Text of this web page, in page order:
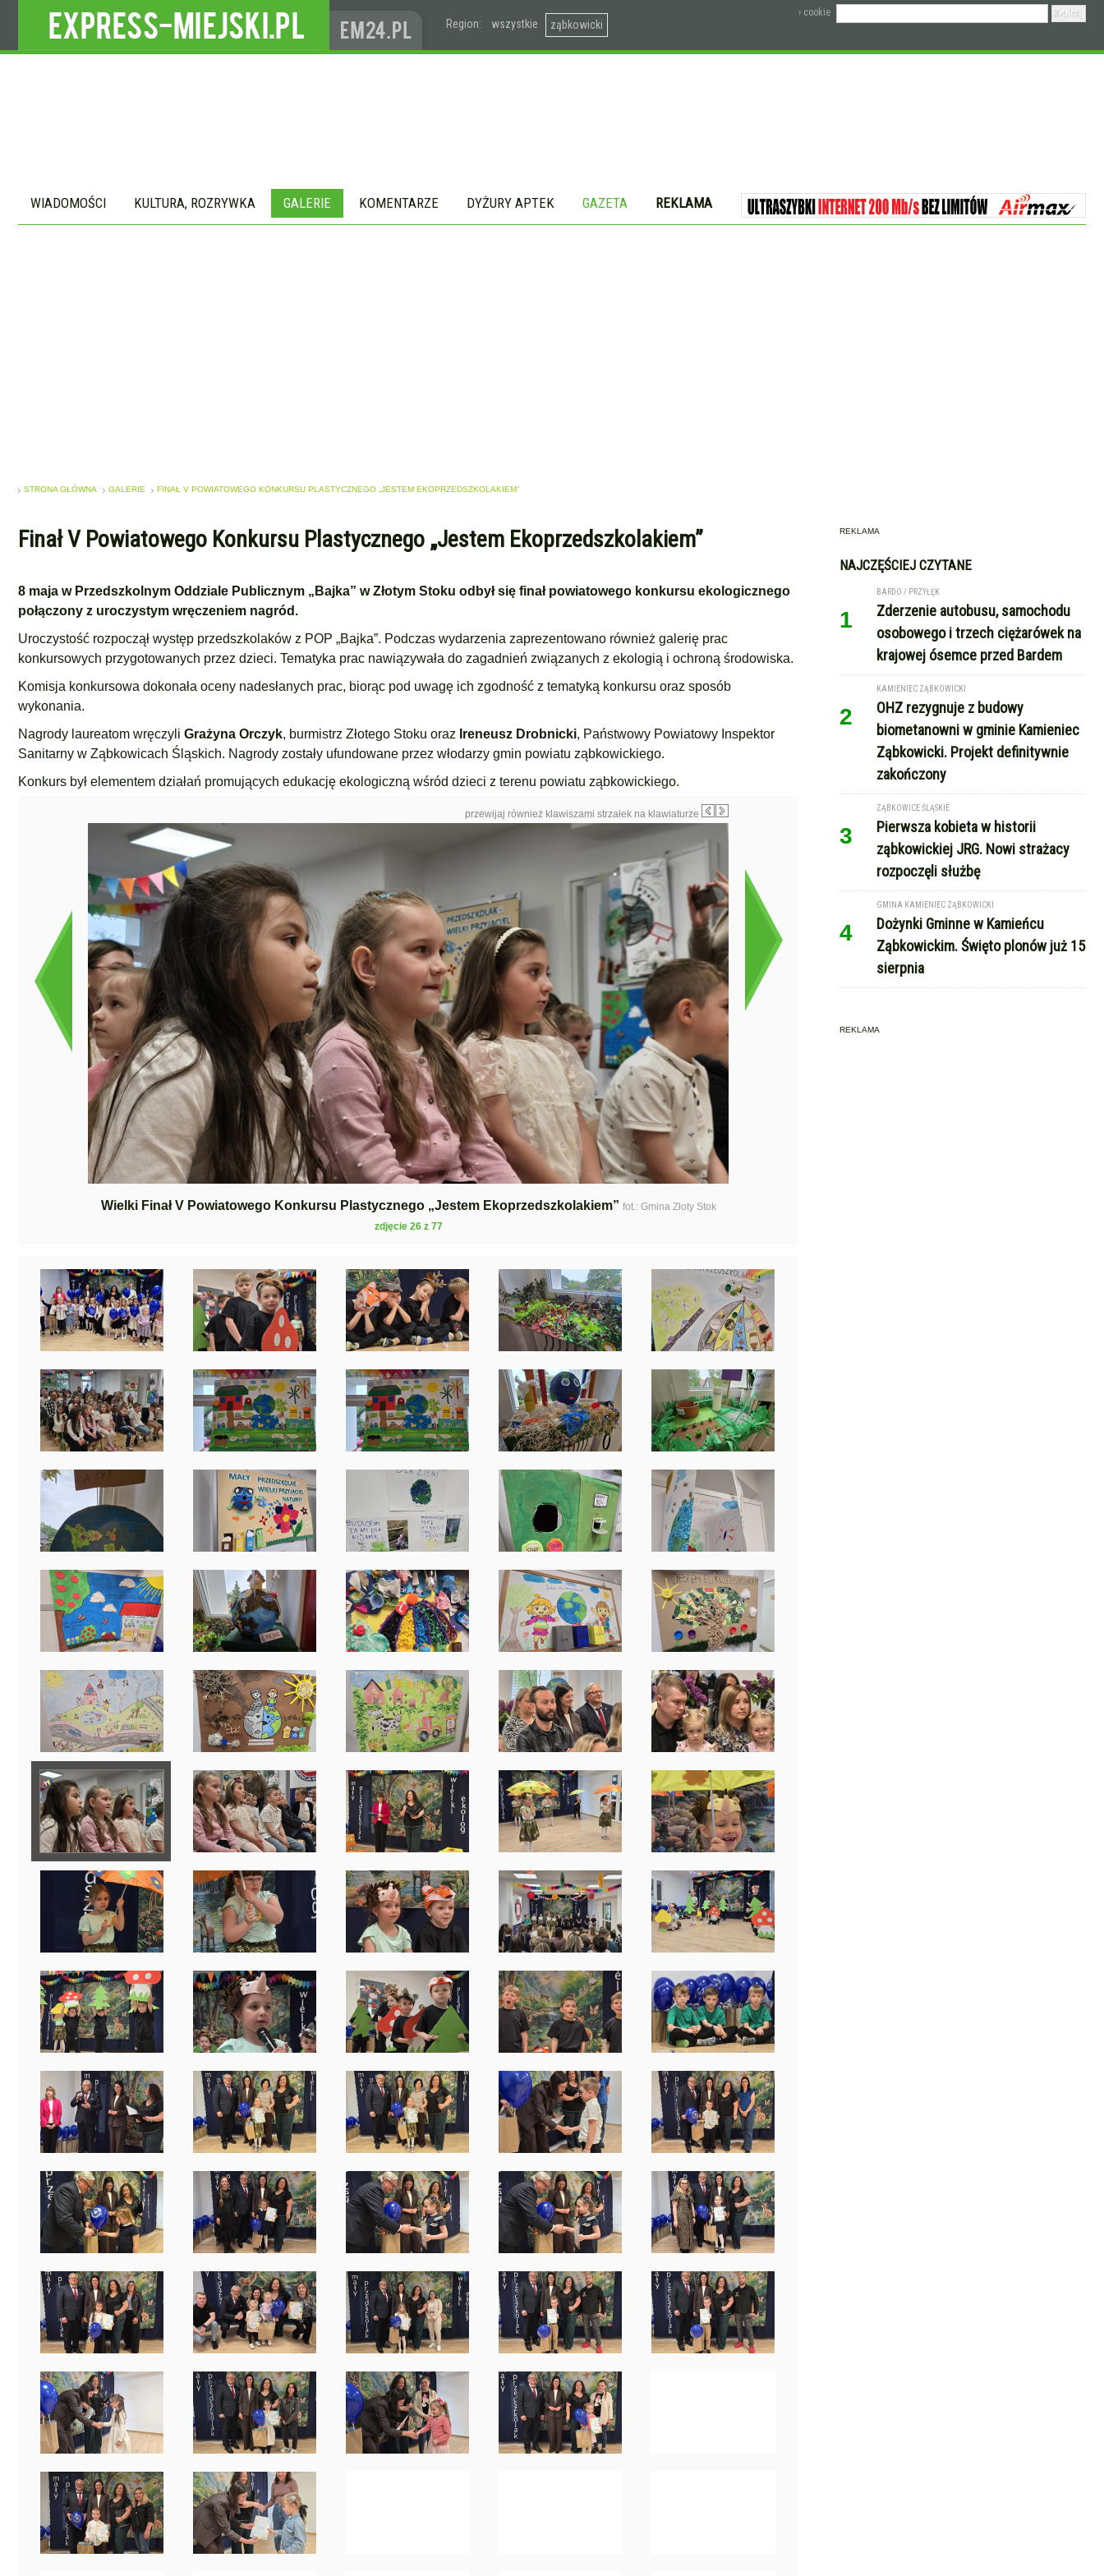
Region: wszystkie ząbkowicki
› cookie
WIADOMOŚCI KULTURA, ROZRYWKA GALERIE KOMENTARZE DYŻURY APTEK GAZETA REKLAMA
STRONA GŁÓWNA GALERIE FINAŁ V POWIATOWEGO KONKURSU PLASTYCZNEGO „JESTEM EKOPRZEDSZKOLAKIEM”
Finał V Powiatowego Konkursu Plastycznego „Jestem Ekoprzedszkolakiem”
8 maja w Przedszkolnym Oddziale Publicznym „Bajka” w Złotym Stoku odbył się finał powiatowego konkursu ekologicznego
połączony z uroczystym wręczeniem nagród.
Uroczystość rozpoczął występ przedszkolaków z POP „Bajka”. Podczas wydarzenia zaprezentowano również galerię prac
konkursowych przygotowanych przez dzieci. Tematyka prac nawiązywała do zagadnień związanych z ekologią i ochroną środowiska.
Komisja konkursowa dokonała oceny nadesłanych prac, biorąc pod uwagę ich zgodność z tematyką konkursu oraz sposób
wykonania.
Nagrody laureatom wręczyli Grażyna Orczyk, burmistrz Złotego Stoku oraz Ireneusz Drobnicki, Państwowy Powiatowy Inspektor
Sanitarny w Ząbkowicach Śląskich. Nagrody zostały ufundowane przez włodarzy gmin powiatu ząbkowickiego.
Konkurs był elementem działań promujących edukację ekologiczną wśród dzieci z terenu powiatu ząbkowickiego.
przewijaj również klawiszami strzałek na klawiaturze
Wielki Finał V Powiatowego Konkursu Plastycznego „Jestem Ekoprzedszkolakiem” fot.: Gmina Złoty Stok
zdjęcie 26 z 77
REKLAMA
NAJCZĘŚCIEJ CZYTANE
1
BARDO / PRZYŁĘK
Zderzenie autobusu, samochodu
osobowego i trzech ciężarówek na
krajowej ósemce przed Bardem
2
KAMIENIEC ZĄBKOWICKI
OHZ rezygnuje z budowy
biometanowni w gminie Kamieniec
Ząbkowicki. Projekt definitywnie
zakończony
3
ZĄBKOWICE ŚLĄSKIE
Pierwsza kobieta w historii
ząbkowickiej JRG. Nowi strażacy
rozpoczęli służbę
4
GMINA KAMIENIEC ZĄBKOWICKI
Dożynki Gminne w Kamieńcu
Ząbkowickim. Święto plonów już 15
sierpnia
REKLAMA